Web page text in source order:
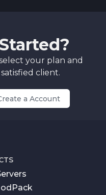
your plan and
client.
a Account